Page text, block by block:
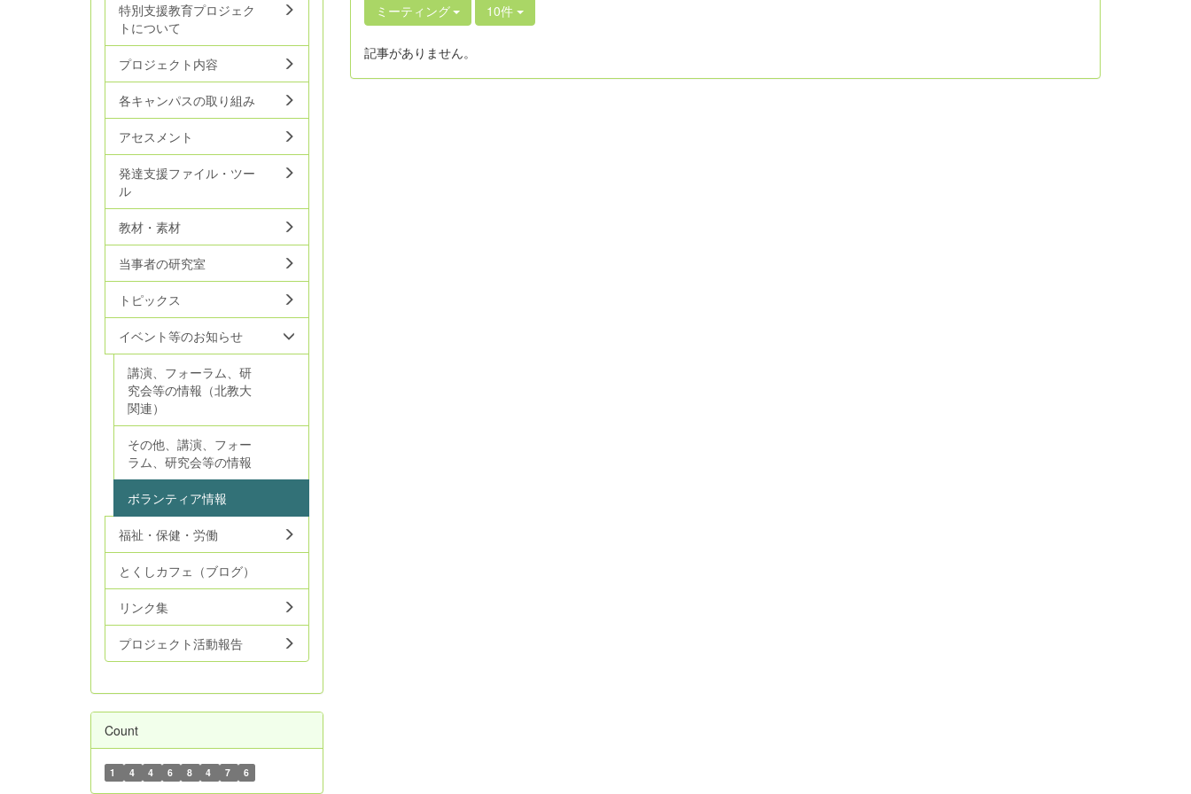
ミーティング 10件
記事がありません。
特別支援教育プロジェク
トについて
プロジェクト内容
各キャンパスの取り組み
アセスメント
発達支援ファイル・ツー
ル
教材・素材
当事者の研究室
トピックス
イベント等のお知らせ
講演、フォーラム、研
究会等の情報（北教大
関連）
その他、講演、フォー
ラム、研究会等の情報
ボランティア情報
福祉・保健・労働
とくしカフェ（ブログ）
リンク集
プロジェクト活動報告
Count
1 4 4 6 8 4 7 6